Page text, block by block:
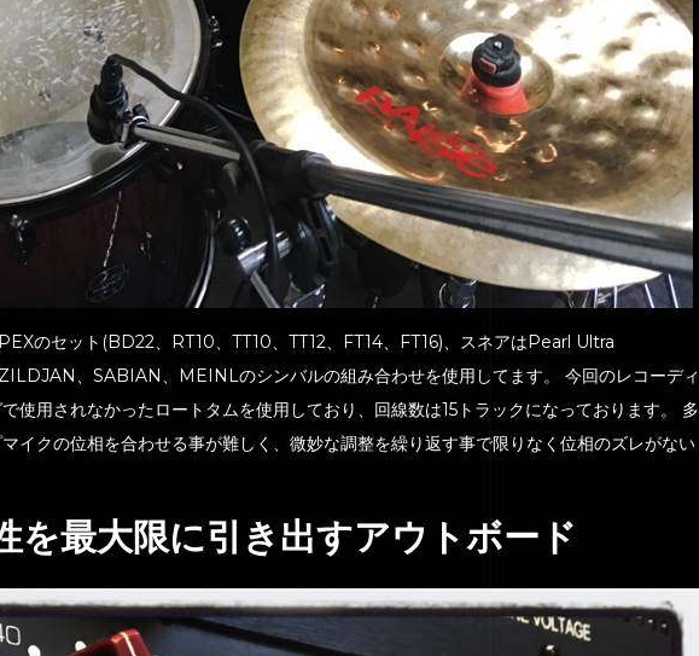
のセット(BD22、RT10、TT10、TT12、FT14、FT16)、スネアはPearl Ultra
、SABIAN、MEINLのシンバルの組み合わせを使用してます。 今回のレコーディ
使用されなかったロートタムを使用しており、回線数は15トラックになっております。 多
イクの位相を合わせる事が難しく、微妙な調整を繰り返す事で限りなく位相のズレがない
を最大限に引き出すアウトボード